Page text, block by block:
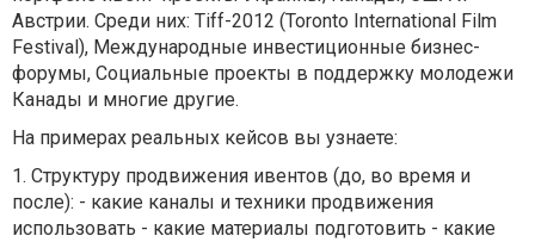
Австрии. Среди них: Tiff-2012 (Toronto International Film
Festival), Международные инвестиционные бизнес-
форумы, Социальные проекты в поддержку молодежи
Канады и многие другие.
На примерах реальных кейсов вы узнаете:
1. Структуру продвижения ивентов (до, во время и
после): - какие каналы и техники продвижения
использовать - какие материалы подготовить - какие